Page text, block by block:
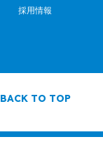
採用情報
BACK TO TOP